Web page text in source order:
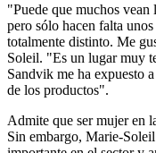
"Puede que muchos
pero sólo hacen falta
totalmente distinto. Me
Soleil. "Es un lugar muy
Sandvik me ha expuesto
de los productos".
Admite que ser mujer en
Sin embargo, Marie-